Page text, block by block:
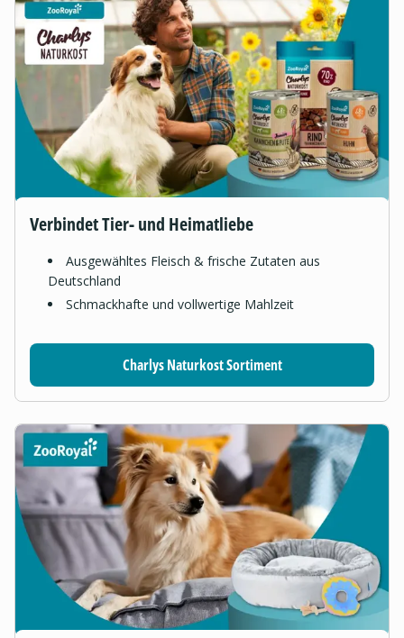
Verbindet Tier- und Heimatliebe
Ausgewähltes Fleisch & frische Zutaten aus
Deutschland
Schmackhafte und vollwertige Mahlzeit
Charlys Naturkost Sortiment